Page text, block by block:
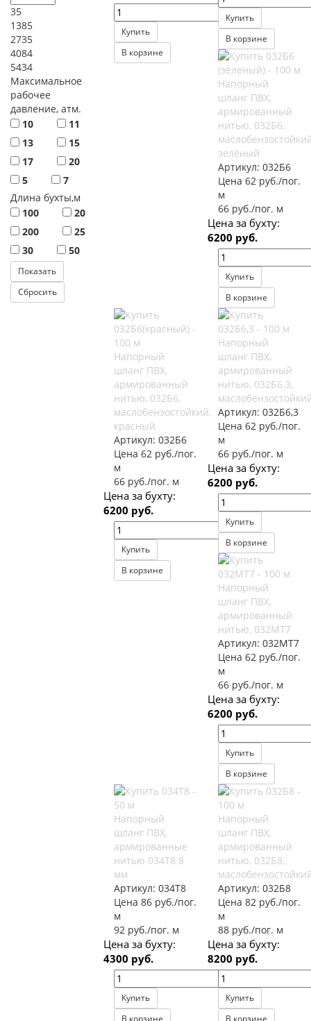
35
1385
2735
4084
5434
Максимальное
рабочее
давление, атм.
10
11
13
15
17
20
5
7
Длина бухты,м
100
20
200
25
30
50
Купить
В корзине
Купить
В корзине
Напорный
шланг ПВХ,
армированный
нитью, 032Б6,
зелёный
Артикул: 032Б6
Цена 62 руб./пог.
м
66 руб./пог. м
Цена за бухту:
6200 руб.
Купить
В корзине
Напорный
шланг ПВХ,
армированный
нитью, 032Б6,
маслобензостойкий,
красный
Артикул:032Б6
Цена 62 руб./пог.
м
66 руб./пог. м
Цена за бухту:
6200 руб.
Купить
В корзине
Напорный
шланг ПВХ,
армированный
нитью, 032Б6.3,
Артикул: 032Б6,3
Цена 62 руб./пог.
м
66 руб./пог. м
Цена за бухту:
6200 руб.
Купить
В корзине
Напорный
шланг ПВХ,
армированный
нитью, 032МТ7
Артикул: 032МТ7
Цена 62 руб./пог.
м
66 руб./пог. м
Цена за бухту:
6200 руб.
Купить
В корзине
Напорный
шланг ПВХ,
армированные
нитью 034Т8 8
мм
Артикул:034Т8
Цена 86 руб./пог.
м
92 руб./пог. м
Цена за бухту:
4300 руб.
Купить
В корзине
Напорный
шланг ПВХ,
армированный
нитью, 032Б8,
Артикул: 032Б8
Цена 82 руб./пог.
м
88 руб./пог. м
Цена за бухту:
8200 руб.
Купить
В корзине